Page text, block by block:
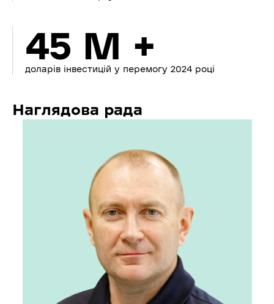
45 M +
доларів інвестицій у перемогу 2024 році
Наглядова рада